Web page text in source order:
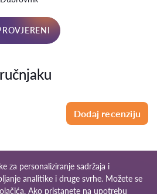
Dodaj recenziju
za personaliziranje sadržaja i
analitike i druge svrhe. Možete se
. Ako pristanete na upotrebu